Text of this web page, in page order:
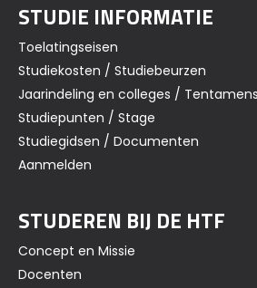
STUDIE INFORMATIE
Toelatingseisen
Studiekosten / Studiebeurzen
Jaarindeling en colleges /
Studiepunten / Stage
Studiegidsen / Documenten
Aanmelden
STUDEREN BIJ DE HTF
Concept en Missie
Docenten